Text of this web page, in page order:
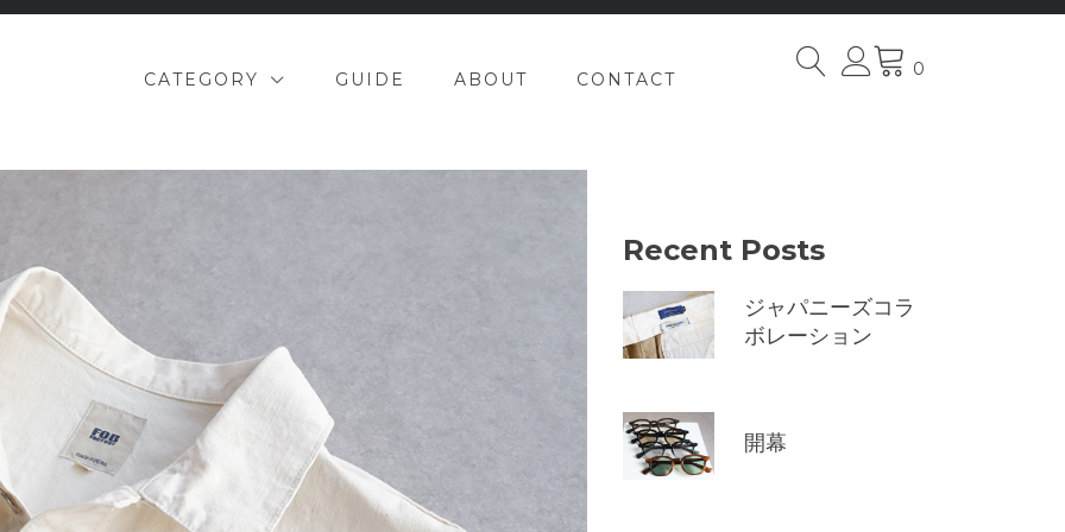
CATEGORY GUIDE ABOUT CONTACT 0
Recent Posts
ジャパニーズコラ
ボレーション
開幕